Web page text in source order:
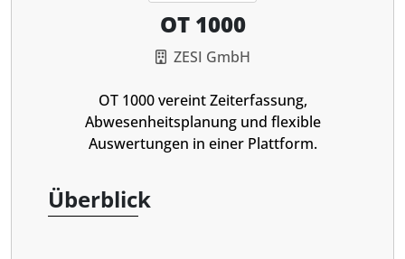
OT 1000
ZESI GmbH
OT 1000 vereint Zeiterfassung,
Abwesenheitsplanung und flexible
Auswertungen in einer Plattform.
Überblick